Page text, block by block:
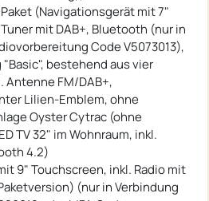
(Navigationsgerät mit 7"
mit DAB+, Bluetooth (nur in
Code V5073013),
bestehend aus vier
Antenne FM/DAB+,
Lilien-Emblem, ohne
Oyster Cytrac (ohne
TV 32" im Wohnraum, inkl.
4.2)
9" Touchscreen, inkl. Radio mit
(nur in Verbindung